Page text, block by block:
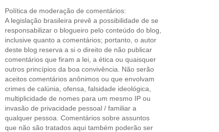
Política de moderação de comentários:
A legislação brasileira prevê a possibilidade de se
responsabilizar o blogueiro pelo conteúdo do blog,
inclusive quanto a comentários; portanto, o autor
deste blog reserva a si o direito de não publicar
comentários que firam a lei, a ética ou quaisquer
outros princípios da boa convivência. Não serão
aceitos comentários anônimos ou que envolvam
crimes de calúnia, ofensa, falsidade ideológica,
multiplicidade de nomes para um mesmo IP ou
invasão de privacidade pessoal / familiar a
qualquer pessoa. Comentários sobre assuntos
que não são tratados aqui também poderão ser